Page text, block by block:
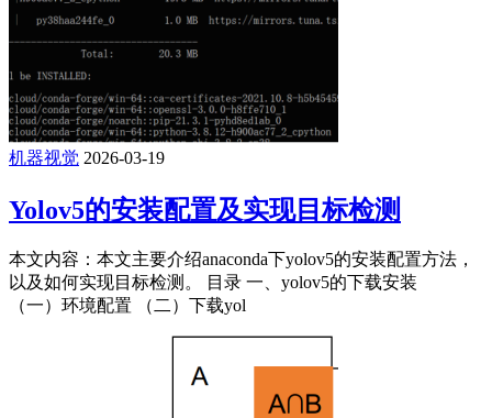
机器视觉 2026-03-19
Yolov5的安装配置及实现目标检测
本文内容：本文主要介绍anaconda下yolov5的安装配置方法，
以及如何实现目标检测。 目录 一、yolov5的下载安装
（一）环境配置 （二）下载yol